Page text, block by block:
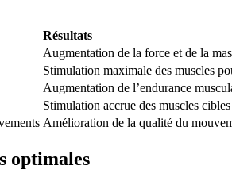
Résultats
Augmentation de la force et de la
Stimulation maximale des muscles
Augmentation de l’endurance
Stimulation accrue des muscles
Amélioration de la qualité du
optimales